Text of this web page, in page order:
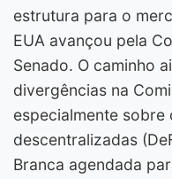
estrutura para o
EUA avançou pela
Senado. O caminho
divergências na
especialmente
descentralizadas
Branca agendada